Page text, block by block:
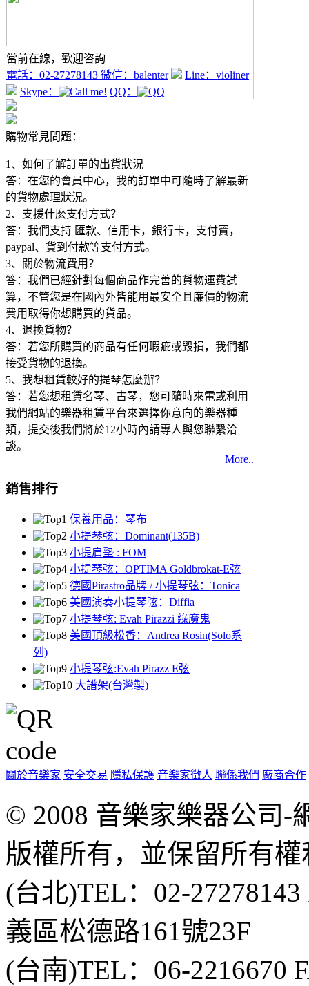
當前在線，歡迎咨詢
電話： 02-27278143 微信： balenter Line： violiner
Skype：
QQ：
購物常見問題：
1、如何了解訂單的出貨狀況
答：在您的會員中心，我的訂單中可隨時了解最新
的貨物處理狀況。
2、支援什麼支付方式？
答：我們支持 匯款、信用卡，銀行卡，支付寶，
paypal、貨到付款等支付方式。
3、關於物流費用？
答：我們已經針對每個商品作完善的貨物運費試
算，不管您是在國內外皆能用最安全且廉價的物流
費用取得你想購買的貨品。
4、退換貨物？
答：若您所購買的商品有任何瑕疵或毀損，我們都
接受貨物的退換。
5、我想租賃較好的提琴怎麼辦？
答：若您想租賃名琴、古琴，您可隨時來電或利用
我們網站的樂器租賃平台來選擇你意向的樂器種
類，提交後我們將於12小時內請專人與您聯繫洽
談。
More..
銷售排行
保養用品：琴布
小提琴弦：Dominant(135B)
小提肩墊 : FOM
小提琴弦：OPTIMA Goldbrokat-E弦
德國Pirastro品牌 / 小提琴弦：Tonica
美國演奏小提琴弦：Diffia
小提琴弦: Evah Pirazzi 綠魔鬼
美國頂級松香：Andrea Rosin(Solo系
列)
小提琴弦:Evah Pirazz E弦
大譜架(台灣製)
關於音樂家 安全交易 隱私保護 音樂家徵人 聯係我們 廠商合作
© 2008 音樂家樂器公司-
版權所有，並保留所有權
(台北)TEL：02-
義區松德路161號23F
(台南)TEL：06-2216670